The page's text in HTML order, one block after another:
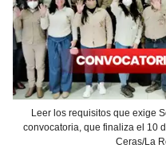
Leer los requisitos que exige
convocatoria, que finaliza el 10
Ceras/La